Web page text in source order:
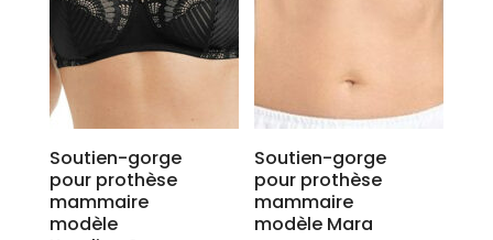
produit
Soutien-gorge
pour prothèse
mammaire
modèle
Soutien-gorge
pour prothèse
mammaire
modèle Mara